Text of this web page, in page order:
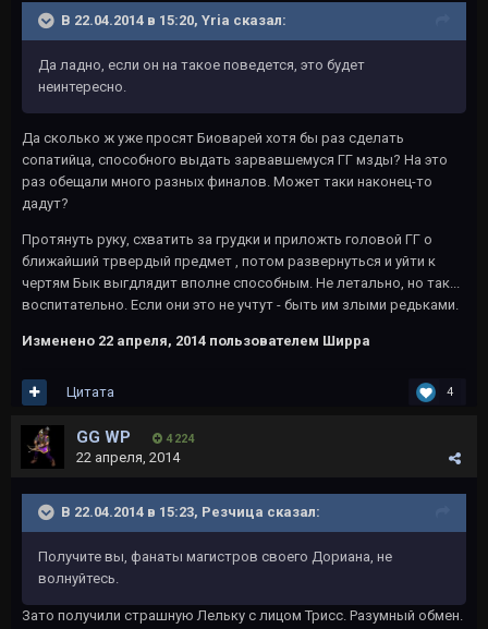
В 22.04.2014 в 15:20, Yria сказал:
Да ладно, если он на такое поведется, это будет
неинтересно.
Да сколько ж уже просят Биоварей хотя бы раз сделать
сопатийца, способного выдать зарвавшемуся ГГ мзды? На это
раз обещали много разных финалов. Может таки наконец-то
дадут?
Протянуть руку, схватить за грудки и приложть головой ГГ о
ближайший трвердый предмет , потом развернуться и уйти к
чертям Бык выгдлядит вполне способным. Не летально, но так...
воспитательно. Если они это не учтут - быть им злыми редьками.
Изменено 22 апреля, 2014 пользователем Ширра
4
Цитата
GG WP 4 224
22 апреля, 2014
В 22.04.2014 в 15:23, Резчица сказал:
Получите вы, фанаты магистров своего Дориана, не
волнуйтесь.
Зато получили страшную Лельку с лицом Трисс. Разумный обмен.